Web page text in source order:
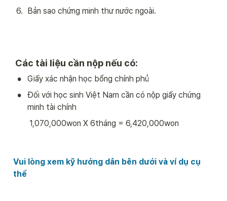
6. Bản sao chứng minh thư nước ngoài.
Các tài liệu cần nộp nếu có:
• Giấy xác nhận học bổng chính phủ
•
Đối với học sinh Việt Nam cần có nộp giấy chứng
minh tài chính
        1,070,000won X 6tháng = 6,420,000won
Vui lòng xem kỹ hướng dẫn bên dưới và ví dụ cụ
thể